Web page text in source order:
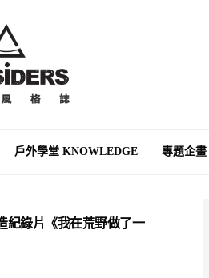
戶外學堂 KNOWLEDGE 專題企
紀錄片《我在荒野做了一